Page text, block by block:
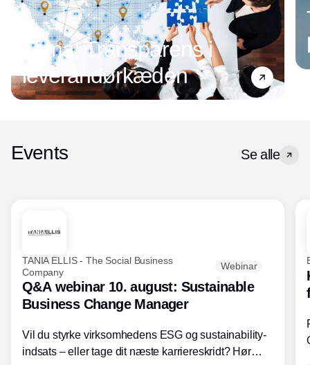
Tema: Transparens i
leverandørkæden
Events Se alle
TANIA ELLIS - The Social Business
Company
Webinar
Q&A webinar 10. august: Sustainable
Business Change Manager
Vil du styrke virksomhedens ESG og sustainability-
indsats – eller tage dit næste karriereskridt? Hør